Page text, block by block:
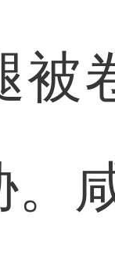
被
。